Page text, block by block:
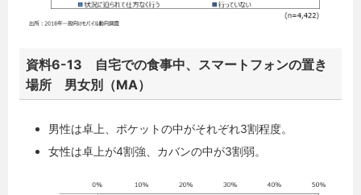
資料6-13 自宅での食事中、スマートフォンの置き
場所 男女別（MA）
男性は卓上、ポケットの中がそれぞれ3割程度。
女性は卓上が4割強、カバンの中が3割弱。